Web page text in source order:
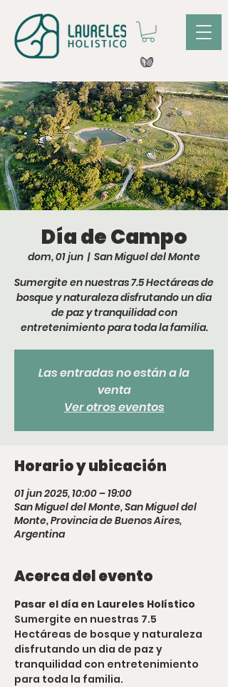
Día de Campo
dom, 01 jun
  |
San Miguel del Monte
Sumergite en nuestras 7.5 Hectáreas de
bosque y naturaleza disfrutando un dia
de paz y tranquilidad con
entretenimiento para toda la familia.
Las entradas no están a la
venta
Ver otros eventos
Horario y ubicación
01 jun 2025, 10:00 – 19:00
San Miguel del Monte, San Miguel del
Monte, Provincia de Buenos Aires,
Argentina
Acerca del evento
Pasar el día en Laureles Holístico
Sumergite en nuestras 7.5
Hectáreas de bosque y naturaleza
disfrutando un dia de paz y
tranquilidad con entretenimiento
para toda la familia.